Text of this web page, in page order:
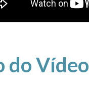
do Vídeo